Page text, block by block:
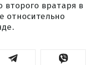
вратаря в
относительно